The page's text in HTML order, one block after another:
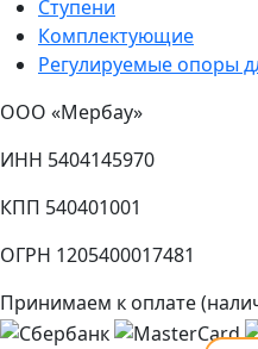
Ступени
Комплектующие
Регулируемые опоры
ООО «Мербау»
ИНН 5404145970
КПП 540401001
ОГРН 1205400017481
Принимаем к оплате